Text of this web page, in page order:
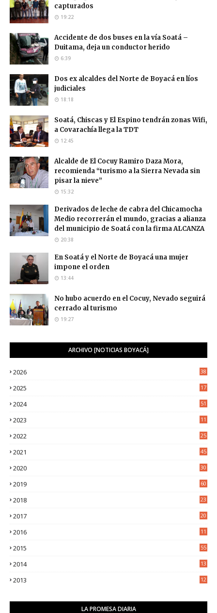
capturados
19:22
Accidente de dos buses en la vía Soatá –
Duitama, deja un conductor herido
6:39
Dos ex alcaldes del Norte de Boyacá en líos
judiciales
18:18
Soatá, Chiscas y El Espino tendrán zonas Wifi,
a Covarachía llega la TDT
12:45
Alcalde de El Cocuy Ramiro Daza Mora,
recomienda “turismo a la Sierra Nevada sin
pisar la nieve”
15:32
Derivados de leche de cabra del Chicamocha
Medio recorrerán el mundo, gracias a alianza
del municipio de Soatá con la firma ALCANZA
20:38
En Soatá y el Norte de Boyacá una mujer
impone el orden
13:44
No hubo acuerdo en el Cocuy, Nevado seguirá
cerrado al turismo
19:27
ARCHIVO [NOTICIAS BOYACÁ]
2026 38
2025
17
2024 51
2023
11
2022
25
2021
45
2020
30
2019 60
2018
23
2017
20
2016
11
2015 55
2014
13
2013
12
LA PROMESA DIARIA